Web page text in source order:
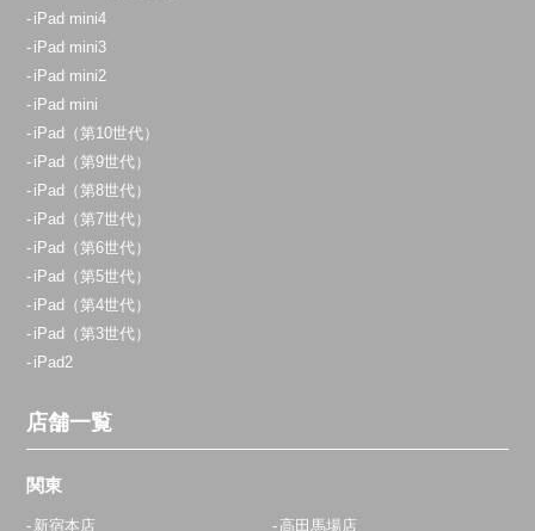
iPad mini4
iPad mini3
iPad mini2
iPad mini
iPad（第10世代）
iPad（第9世代）
iPad（第8世代）
iPad（第7世代）
iPad（第6世代）
iPad（第5世代）
iPad（第4世代）
iPad（第3世代）
iPad2
店舗一覧
関東
新宿本店
高田馬場店